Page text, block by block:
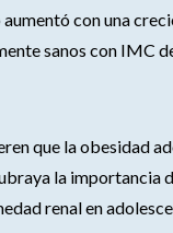
con una
sanos con IMC
que la obesidad
la importancia
renal en